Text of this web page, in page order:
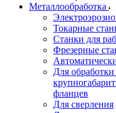
Металлообработка
Токарные
Станки для
Фрезерные
Для
фланцев
Для сверления